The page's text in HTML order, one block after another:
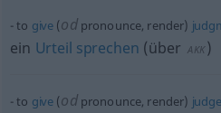
to give (odpronounce, render)
ein Urteil sprechen (über AKK )
to give (odpronounce, render)